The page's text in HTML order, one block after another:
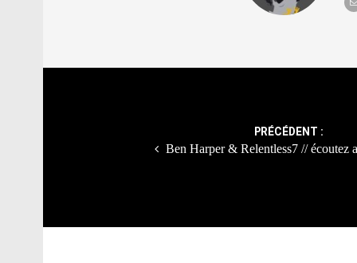
PRÉCÉDENT :
Ben Harper & Relentless7 // écoutez